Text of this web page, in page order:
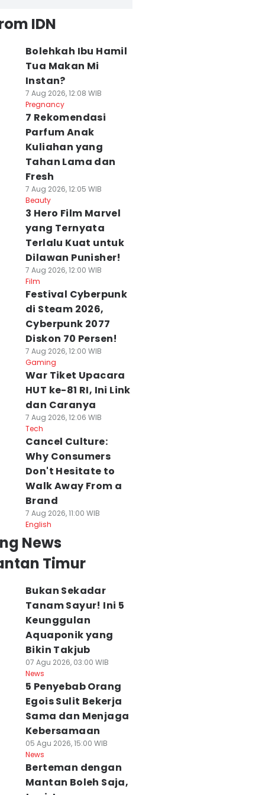
IDN
Bolehkah Ibu Hamil
Tua Makan Mi
Instan?
7 Aug 2026, 12:08 WIB
Pregnancy
7 Rekomendasi
Parfum Anak
Kuliahan yang
Tahan Lama dan
Fresh
7 Aug 2026, 12:05 WIB
Beauty
3 Hero Film Marvel
yang Ternyata
Terlalu Kuat untuk
Dilawan Punisher!
7 Aug 2026, 12:00 WIB
Film
Festival Cyberpunk
di Steam 2026,
Cyberpunk 2077
Diskon 70 Persen!
7 Aug 2026, 12:00 WIB
Gaming
War Tiket Upacara
HUT ke-81 RI, Ini Link
dan Caranya
7 Aug 2026, 12:06 WIB
Tech
Cancel Culture:
Why Consumers
Don't Hesitate to
Walk Away From a
Brand
7 Aug 2026, 11:00 WIB
English
News
Timur
Bukan Sekadar
Tanam Sayur! Ini 5
Keunggulan
Aquaponik yang
Bikin Takjub
07 Agu 2026, 03:00 WIB
News
5 Penyebab Orang
Egois Sulit Bekerja
Sama dan Menjaga
Kebersamaan
05 Agu 2026, 15:00 WIB
News
Berteman dengan
Mantan Boleh Saja,